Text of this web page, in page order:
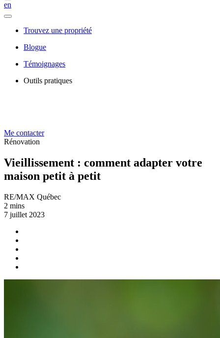
en
Trouvez une propriété
Blogue
Témoignages
Outils pratiques
Me contacter
Rénovation
Vieillissement : comment adapter votre
maison petit à petit
RE/MAX Québec
2 mins
7 juillet 2023